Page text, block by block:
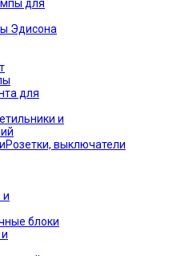
для
Эдисона
для
и
Розетки, выключатели
и
блоки